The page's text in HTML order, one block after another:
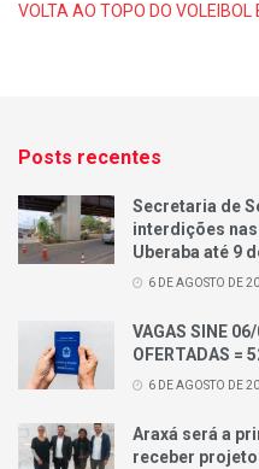
VOLTA AO TOPO DO VOLEIBOL
Posts recentes
Secretaria de
interdições
Uberaba até 9
6 DE AGOSTO DE
VAGAS SINE
OFERTADAS =
6 DE AGOSTO DE
Araxá será a
receber